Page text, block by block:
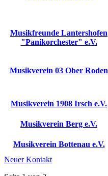
Musikfreunde Lantershofen
"Panikorchester" e.V.
Musikverein 03 Ober Roden
Musikverein 1908 Irsch e.V.
Musikverein Berg e.V.
Musikverein Bottenau e.V.
Neuer Kontakt